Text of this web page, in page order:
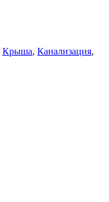
Крыша, Канализация,